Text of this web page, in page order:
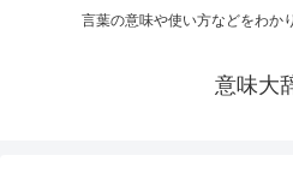
言葉の意味や使い方などをわか
意味大